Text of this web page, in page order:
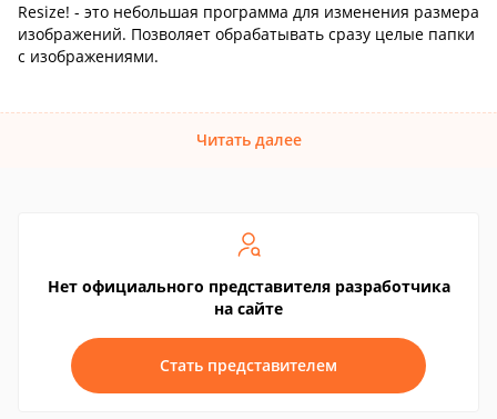
Resize! - это небольшая программа для изменения размера
изображений. Позволяет обрабатывать сразу целые папки
с изображениями.
Читать далее
Нет официального представителя разработчика
на сайте
Стать представителем